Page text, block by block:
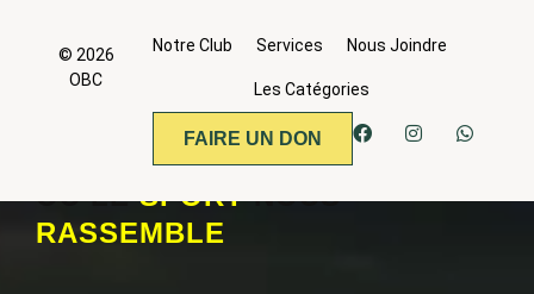
© 2026
OBC
Notre Club Services Nous Joindre
Les Catégories
FAIRE UN DON
OÙ LESPORTNOUS
RASSEMBLE